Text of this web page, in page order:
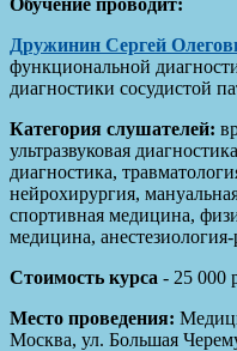
Дружинин Сергей
функциональной
диагностики сосудистой
Категория слушателей:
ультразвуковая
диагностика,
нейрохирургия,
спортивная медицина,
медицина,
Стоимость курса - 25 000
Место проведения:
Москва, ул. Большая